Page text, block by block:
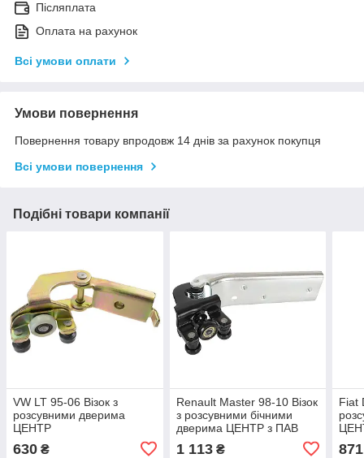
Післяплата
Оплата на рахунок
Всі умови оплати
Умови повернення
Повернення товару впродовж 14 днів за рахунок покупця
Всі умови повернення
Подібні товари компанії
VW LT 95-06 Візок з
розсувними дверима
ЦЕНТР
630 ₴
Renault Master 98-10 Візок
з розсувними бічними
дверима ЦЕНТР з ПАВ
1 113₴
Fiat
871